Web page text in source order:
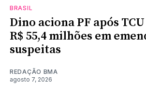
BRASIL
Dino aciona PF após
R$ 55,4 milhões em
suspeitas
REDAÇÃO BMA
agosto 7, 2026